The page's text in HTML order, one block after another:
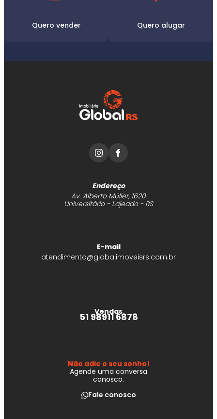
Quero vender Quero alugar
Endereço
Av. Alberto Müller, 1620
Universitário - Lajeado - RS
E-mail
atendimento@globalimoveisrs.com.br
Vendas
51 98911 6878
Não adie o seu sonho!
Agende uma conversa
conosco.
Fale conosco